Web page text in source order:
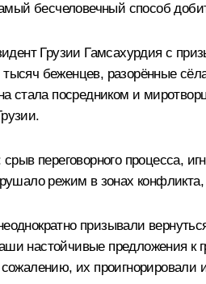
бесчеловечный способ
Грузии Гамсахурдия с
беженцев, разорённые
стала посредником и
переговорного процесса,
режим в зонах
призывали
настойчивые предложения к
их